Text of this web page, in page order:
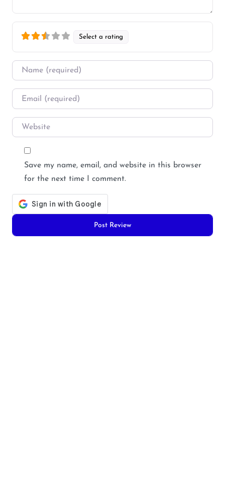
Select a rating
Name
Email
Website
Save my name, email, and website in this browser
for the next time I comment.